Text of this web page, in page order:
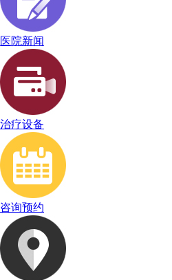
医院新闻
治疗设备
咨询预约